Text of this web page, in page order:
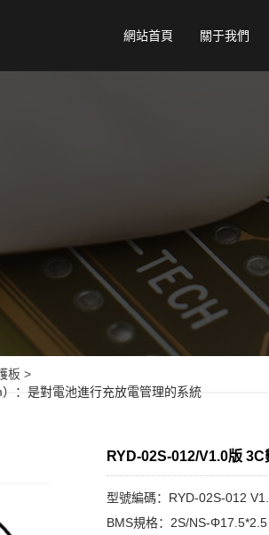
網站首頁 關于我們
：是對電池進行充放電管理的系統
板 >
RYD-02S-012/V1.0版
型號編碼：RYD-02S-012
BMS規格：2S/NS-Φ17.5*2.5